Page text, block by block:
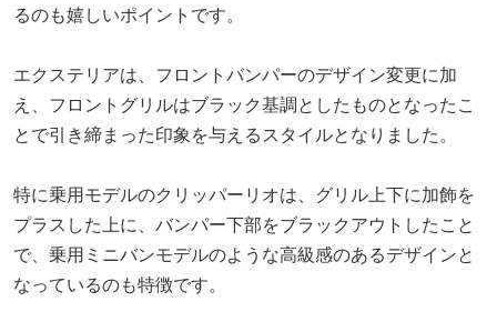
るのも嬉しいポイントです。
エクステリアは、フロントバンパーのデザイン変更に加
え、フロントグリルはブラック基調としたものとなったこ
とで引き締まった印象を与えるスタイルとなりました。
特に乗用モデルのクリッパーリオは、グリル上下に加飾を
プラスした上に、バンパー下部をブラックアウトしたこと
で、乗用ミニバンモデルのような高級感のあるデザインと
なっているのも特徴です。